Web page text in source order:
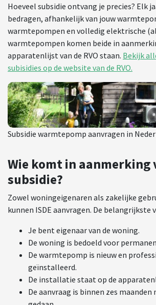
Hoeveel subsidie ontvang je precies? Elk
bedragen, afhankelijk van jouw
warmtepompen en volledig elektrische
warmtepompen komen beide in
apparatenlijst van de RVO staan. Bekijk
subisidies op de website van de RVO.
Subsidie warmtepomp aanvragen in
Wie komt in aanmerking
subsidie?
Zowel woningeigenaren als zakelijke
kunnen ISDE aanvragen. De belangrijkste
Je bent eigenaar van de woning.
De woning is bedoeld voor
De warmtepomp is nieuw en
geïnstalleerd.
De installatie staat op de
De aanvraag is binnen zes